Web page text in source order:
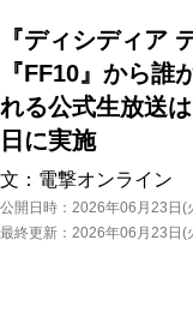
『ディシディア
『FF10』から誰
れる公式生放送
日に実施
文： 電撃オンライン
公開日時： 2026年06月23日(
最終更新： 2026年06月23日(